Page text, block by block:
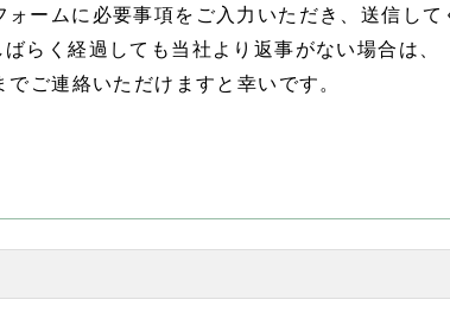
ームに必要事項をご入力いただき、送信して
らく経過しても当社より返事がない場合は、
ご連絡いただけますと幸いです。